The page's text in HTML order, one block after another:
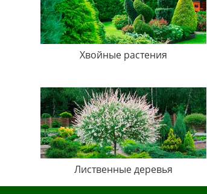
Хвойные растения
Лиственные деревья